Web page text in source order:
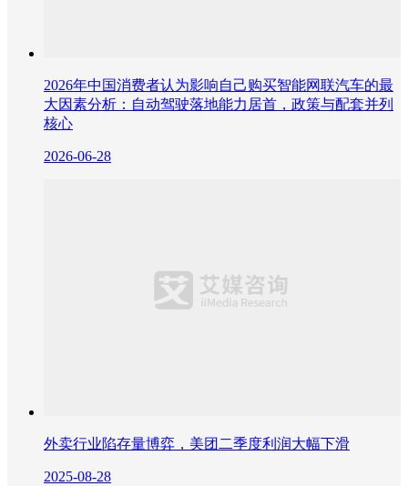
2026年中国消费者认为影响自己购买智能网联汽车的最
大因素分析：自动驾驶落地能力居首，政策与配套并列
核心
2026-06-28
外卖行业陷存量博弈，美团二季度利润大幅下滑
2025-08-28